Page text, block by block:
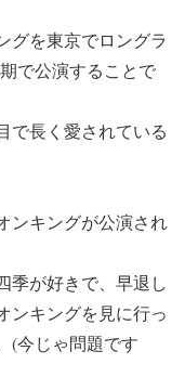
グを東京でロングラ
で公演することで
で長く愛されている
ンキングが公演され
季が好きで、早退し
ンキングを見に行っ
(今じゃ問題です